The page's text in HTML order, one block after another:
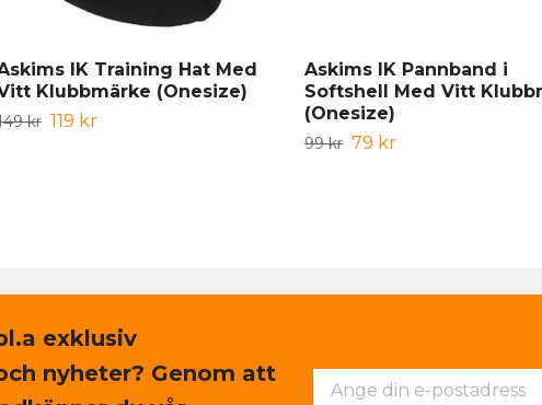
IK Training Hat Med
Klubbmärke (Onesize)
kr 119 kr
Askims IK Pannband i
Softshell Med Vitt
(Onesize)
99 kr 79 kr
exklusiv
nyheter? Genom att